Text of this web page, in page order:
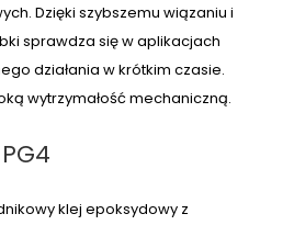
Dzięki szybszemu wiązaniu i
sprawdza się w aplikacjach
działania w krótkim czasie.
wytrzymałość mechaniczną.
klej epoksydowy z